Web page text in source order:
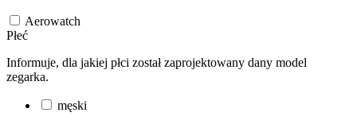
Aerowatch
Płeć
Informuje, dla jakiej płci został zaprojektowany dany model
zegarka.
męski